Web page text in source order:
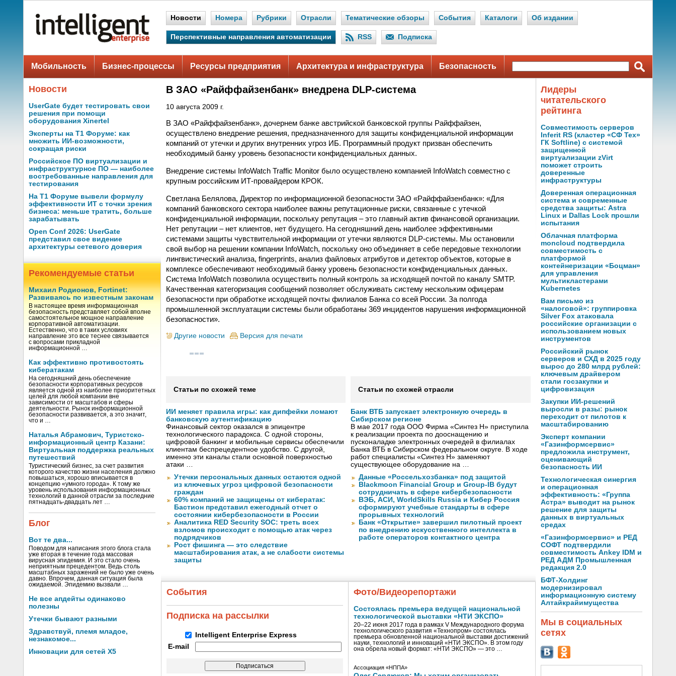
Новости Номера Рубрики Отрасли Тематические обзоры События Каталоги Об издании
Перспективные направления автоматизации RSS Подписка
Мобильность Бизнес-процессы Ресурсы предприятия Архитектура и инфраструктура Безопасность
Новости
UserGate будет тестировать свои
решения при помощи
оборудования Xinertel
Эксперты на Т1 Форуме: как
множить ИИ-возможности,
сокращая риски
Российское ПО виртуализации и
инфраструктурное ПО — наиболее
востребованные направления для
тестирования
На Т1 Форуме вывели формулу
эффективности ИТ с точки зрения
бизнеса: меньше тратить, больше
зарабатывать
Open Conf 2026: UserGate
представил свое видение
архитектуры сетевого доверия
Рекомендуемые статьи
Михаил Родионов, Fortinet:
Развиваясь по известным законам
В настоящее время информационная
безопасность представляет собой вполне
самостоятельное мощное направление
корпоративной автоматизации.
Естественно, что в таких условиях
направление это все теснее связывается
с вопросами прикладной
информационной …
Как эффективно противостоять
кибератакам
На сегодняшний день обеспечение
безопасности корпоративных ресурсов
является одной из наиболее приоритетных
целей для любой компании вне
зависимости от масштабов и сферы
деятельности. Рынок информационной
безопасности развивается, а это значит,
что и …
Наталья Абрамович, Туристско-
информационный центр Казани:
Виртуальная поддержка реальных
путешествий
Туристический бизнес, за счет развития
которого качество жизни населения должно
повышаться, хорошо вписывается в
концепцию «умного города». К тому же
уровень использования информационных
технологий в данной отрасли за последние
пятнадцать-двадцать лет …
Блог
Вот те два...
Поводом для написания этого блога стала
уже вторая в течение года массовая
вирусная эпидемия. И это стало очень
неприятным прецедентом. Ведь столь
масштабных заражений не было уже очень
давно. Впрочем, данная ситуация была
ожидаемой. Эпидемию вызвали …
Не все апдейты одинаково
полезны
Утечки бывают разными
Здравствуй, племя младое,
незнакомое...
Инновации для сетей X5
В ЗАО «Райффайзенбанк» внедрена DLP-система
10 августа 2009 г.
В ЗАО «Райффайзенбанк», дочернем банке австрийской банковской группы Райффайзен,
осуществлено внедрение решения, предназначенного для защиты конфиденциальной информации
компаний от утечки и других внутренних угроз ИБ. Программный продукт призван обеспечить
необходимый банку уровень безопасности конфиденциальных данных.
Внедрение системы InfoWatch Traffic Monitor было осуществлено компанией InfoWatch совместно с
крупным российским ИТ-провайдером КРОК.
Светлана Белялова, Директор по информационной безопасности ЗАО «Райффайзенбанк»: «Для
компаний банковского сектора наиболее важны репутационные риски, связанные с утечкой
конфиденциальной информации, поскольку репутация – это главный актив финансовой организации.
Нет репутации – нет клиентов, нет будущего. На сегодняшний день наиболее эффективными
системами защиты чувствительной информации от утечки являются DLP-системы. Мы остановили
свой выбор на решении компании InfoWatch, поскольку оно объединяет в себе передовые технологии
лингвистический анализа, fingerprints, анализ файловых атрибутов и детектор объектов, которые в
комплексе обеспечивают необходимый банку уровень безопасности конфиденциальных данных.
Система InfoWatch позволила осуществить полный контроль за исходящей почтой по каналу SMTP.
Качественная категоризация сообщений позволяет обслуживать систему нескольким офицерам
безопасности при обработке исходящей почты филиалов Банка со всей России. За полгода
промышленной эксплуатации системы были обработаны 369 инцидентов нарушения информационной
безопасности».
Другие новости Версия для печати
Статьи по схожей теме
ИИ меняет правила игры: как дипфейки ломают
банковскую аутентификацию
Финансовый сектор оказался в эпицентре
технологического парадокса. С одной стороны,
цифровой банкинг и мобильные сервисы обеспечили
клиентам беспрецедентное удобство. С другой,
именно эти каналы стали основной поверхностью
атаки …
Утечки персональных данных остаются одной
из ключевых угроз цифровой безопасности
граждан
60% компаний не защищены от кибератак:
Бастион представил ежегодный отчет о
состоянии кибербезопасности в России
Аналитика RED Security SOC: треть всех
взломов происходит с помощью атак через
подрядчиков
Рост фишинга — это следствие
масштабирования атак, а не слабости системы
защиты
Статьи по схожей отрасли
Банк ВТБ запускает электронную очередь в
Сибирском регионе
В мае 2017 года ООО Фирма «Синтез Н» приступила
к реализации проекта по дооснащению и
пусконаладке электронных очередей в филиалах
Банка ВТБ в Сибирском федеральном округе. В ходе
работ специалисты «Синтез Н» заменяют
существующее оборудование на …
Данные «Россельхозбанка» под защитой
Blackmoon Financial Group и Group-IB будут
сотрудничать в сфере кибербезопасности
ВЭБ, АСИ, WorldSkills Russia и Кибер Россия
сформируют учебные стандарты в сфере
прорывных технологий
Банк «Открытие» завершил пилотный проект
по внедрению искусственного интеллекта в
работе операторов контактного центра
События
Подписка на рассылки
Intelligent Enterprise Express
E-mail
Фото/Видеорепортажи
Состоялась премьера ведущей национальной
технологической выставки «НТИ ЭКСПО»
20–22 июня 2017 года в рамках V Международного форума
технологического развития «Технопром» состоялась
премьера обновленной национальной выставки достижений
науки, технологий и инноваций «НТИ ЭКСПО». В этом году
она обрела новый формат: «НТИ ЭКСПО» — это …
Ассоциация «НППА»
Лидеры
читательского
рейтинга
Совместимость серверов
Inferit RS (кластер «СФ Тех»
ГК Softline) с системой
защищенной
виртуализации zVirt
поможет строить
доверенные
инфраструктуры
Доверенная операционная
система и современные
средства защиты: Astra
Linux и Dallas Lock прошли
испытания
Облачная платформа
moncloud подтвердила
совместимость с
платформой
контейнеризации «Боцман»
для управления
мультикластерами
Kubernetes
Вам письмо из
«налоговой»: группировка
Silver Fox атаковала
российские организации с
использованием новых
инструментов
Российский рынок
серверов и СХД в 2025 году
вырос до 280 млрд рублей:
ключевым драйвером
стали госзакупки и
цифровизация
Закупки ИИ-решений
выросли в разы: рынок
переходит от пилотов к
масштабированию
Эксперт компании
«Газинформсервис»
предложила инструмент,
оценивающий
безопасность ИИ
Технологическая синергия
и операционная
эффективность: «Группа
Астра» выводит на рынок
решение для защиты
данных в виртуальных
средах
«Газинформсервис» и РЕД
СОФТ подтвердили
совместимость Ankey IDM и
РЕД АДМ Промышленная
редакция 2.0
БФТ-Холдинг
модернизировал
информационную систему
Алтайкрайимущества
Мы в социальных
сетях